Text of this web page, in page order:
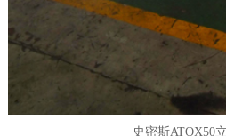
史密斯ATOX50